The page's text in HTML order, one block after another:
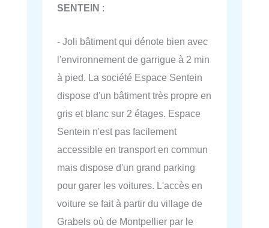
SENTEIN :
- Joli bâtiment qui dénote bien avec
l'environnement de garrigue à 2 min
à pied. La société Espace Sentein
dispose d'un bâtiment très propre en
gris et blanc sur 2 étages. Espace
Sentein n'est pas facilement
accessible en transport en commun
mais dispose d'un grand parking
pour garer les voitures. L'accès en
voiture se fait à partir du village de
Grabels où de Montpellier par le